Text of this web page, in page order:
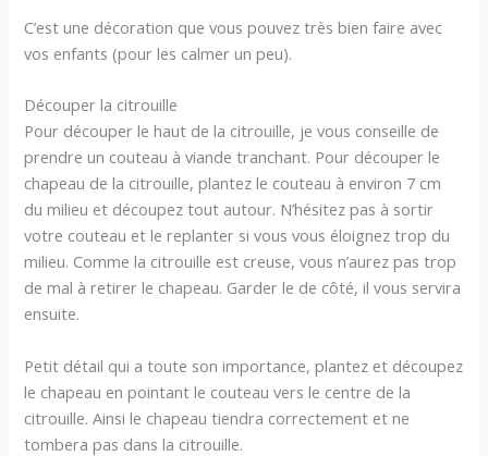
C’est une décoration que vous pouvez très bien faire avec
vos enfants (pour les calmer un peu).
Découper la citrouille
Pour découper le haut de la citrouille, je vous conseille de
prendre un couteau à viande tranchant. Pour découper le
chapeau de la citrouille, plantez le couteau à environ 7 cm
du milieu et découpez tout autour. N’hésitez pas à sortir
votre couteau et le replanter si vous vous éloignez trop du
milieu. Comme la citrouille est creuse, vous n’aurez pas trop
de mal à retirer le chapeau. Garder le de côté, il vous servira
ensuite.
Petit détail qui a toute son importance, plantez et découpez
le chapeau en pointant le couteau vers le centre de la
citrouille. Ainsi le chapeau tiendra correctement et ne
tombera pas dans la citrouille.